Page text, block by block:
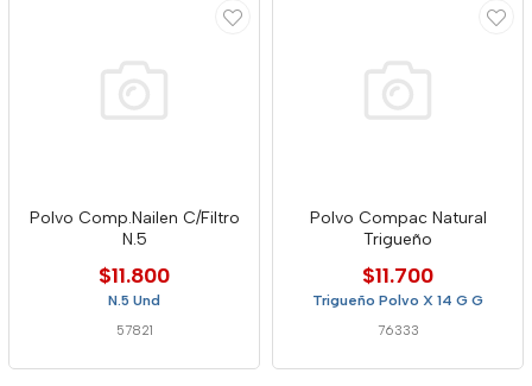
Polvo Comp.Nailen C/Filtro
N.5
$11.800
N.5 Und
57821
Polvo Compac Natural
Trigueño
$11.700
Trigueño Polvo X 14 G G
76333